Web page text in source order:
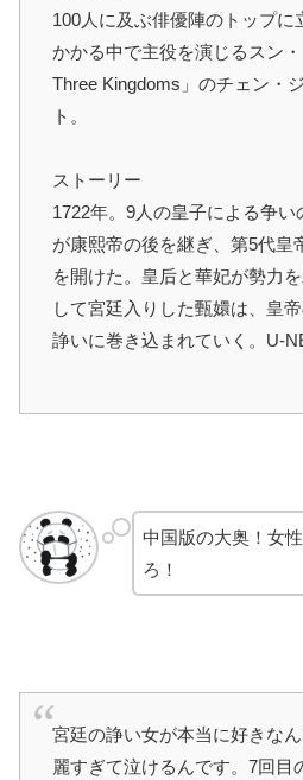
100人に及ぶ俳優陣のトップに
かかる中で主役を演じるスン
Three Kingdoms」のチェン・
ト。
ストーリー
1722年。9人の皇子による争
が康熙帝の後を継ぎ、第5代皇
を開けた。皇后と華妃が勢力
して宮廷入りした甄嬛は、皇
諍いに巻き込まれていく。U-
中国版の大奥！女
ろ！
宮廷の諍い女が本当に好きな
麗すぎて泣けるんです。7回目